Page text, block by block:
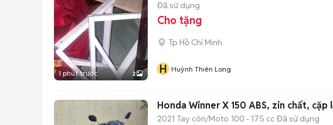
1 phút trước 2
Đã sử dụng
Cho tặng
Tp Hồ Chí Minh
H Huỳnh Thiên Long
Honda Winner X 150 ABS, zin chất, cặp
2021 Tay côn/Moto 100 - 175 cc Đã sử dụng